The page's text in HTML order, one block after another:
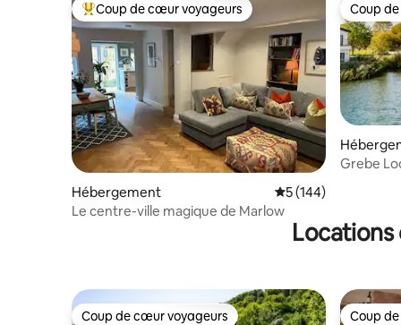
Coups de cœur voyageurs les plus appréciés
Coup de cœur voyageurs
Hébergement Évaluation
5 (144)
Le centre-ville magique de Marlow
Coup
Coup
Grebe
Locations
Coup de cœur voyageurs Coup